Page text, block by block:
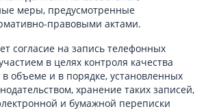
меры, предусмотренные
правовыми актами.
согласие на запись телефонных
в целях контроля качества
в объеме и в порядке, установленных
хранение таких записей,
и бумажной переписки